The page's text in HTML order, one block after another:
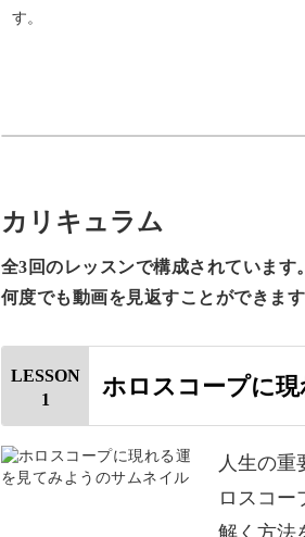
ホロスコープを深く読み
今回はそこからさらに一歩進ん
す。
カリキュラム
全3回のレッスンで構成されています。
何度でも動画を見返すことができます
LESSON
1
ホロスコープに
人生の重
ロスコー
解く方法